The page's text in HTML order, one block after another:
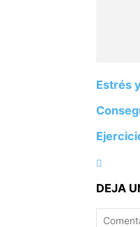
Estrés
DEJA